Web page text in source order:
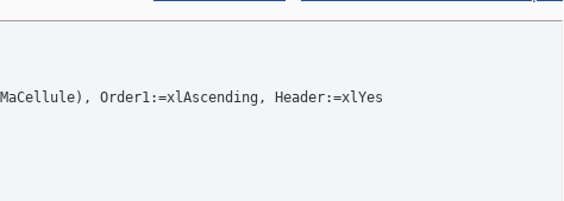
MaCellule) , Order1:=xlAscending, Header:=xlYes